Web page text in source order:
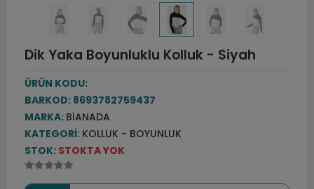
Dik Yaka Boyunluklu Kolluk - Siyah
ÜRÜN KODU:
BARKOD: 8693782759437
MARKA: BIANADA
KATEGORI: KOLLUK - BOYUNLUK
STOK: STOKTA YOK